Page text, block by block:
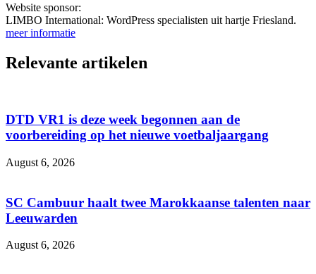
Website sponsor:
LIMBO International: WordPress specialisten uit hartje Friesland.
meer informatie
Relevante artikelen
DTD VR1 is deze week begonnen aan de
voorbereiding op het nieuwe voetbaljaargang
August 6, 2026
SC Cambuur haalt twee Marokkaanse talenten naar
Leeuwarden
August 6, 2026